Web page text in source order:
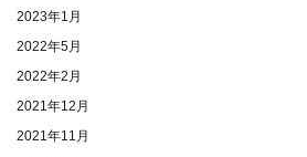
2023年1月
2022年5月
2022年2月
2021年12月
2021年11月